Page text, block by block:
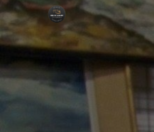
Panneau de gestion des